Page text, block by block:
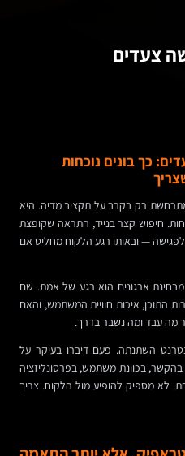
צעדים
כך בונים נוכחות
של 2026 כבר לא מתרחשת רק בקרב על תקציב מדיה. היא
חיפוש קצר בנייד, התראה שקופצת
— ובאותו רגע הלקוח מחליט אם
ארגונים הוא רגע של אמת. שם
התוכן, איכות חוויית המשתמש, והאם
מה עבד ומה נשבר בדרך.
השתנתה. פעם דיברו בעיקר על
בכוונת משתמש, בפרסונליזציה
לא מספיק להופיע מול הלקוח. צריך